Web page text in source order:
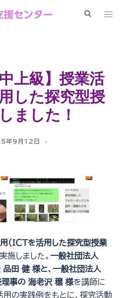
検
ト
ュ
ー
上級】授業活
した探究型授
ました！
年9月12日
用(ＩＣＴを活用した探究型授業
施しました。 一般社団法人
健 様と、一般社団法人
事の 海老沢 穣 様を講師に
用の実践例をもとに、探究活動